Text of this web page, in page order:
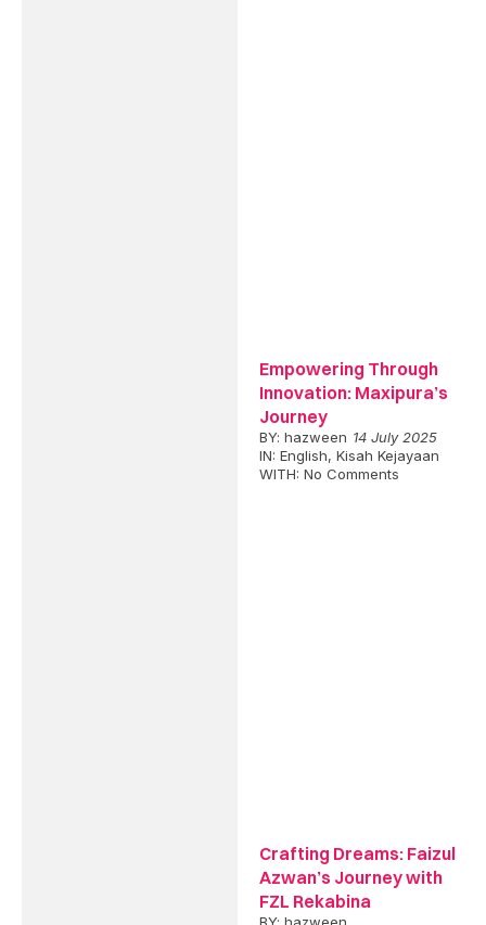
Empowering Through
Innovation: Maxipura’s
Journey
BY: hazween 14 July 2025
IN: English,Kisah Kejayaan
WITH: No Comments
Crafting Dreams: Faizul
Azwan’s Journey with
FZL Rekabina